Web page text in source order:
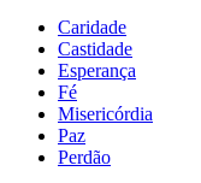
Caridade
Castidade
Esperança
Fé
Misericórdia
Paz
Perdão